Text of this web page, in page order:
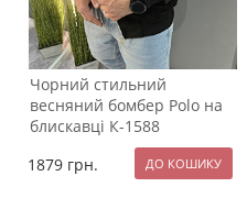
Чорний стильний
весняний бомбер Polo на
блискавці К-1588
1879 грн.